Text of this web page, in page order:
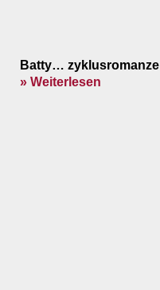
Batty… zyklusromanze
» Weiterlesen